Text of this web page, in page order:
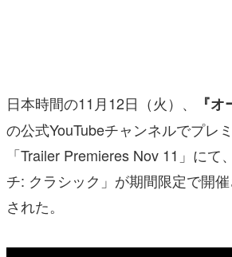
その他
電ファミニコゲーマーとは？
運営：株式会社マレ
日本時間の11月12日（火）、
『
の公式YouTubeチャンネルでプレ
「Trailer Premieres Nov 11」にて
チ: クラシック」が期間限定で開
された。